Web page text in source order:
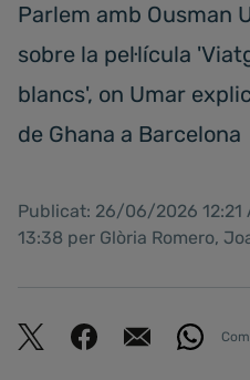
Parlem amb Ousman
sobre la pel·lícula
blancs', on Umar
de Ghana a Barcelona
Publicat: 26/06/2026
13:38 per Glòria Romero,